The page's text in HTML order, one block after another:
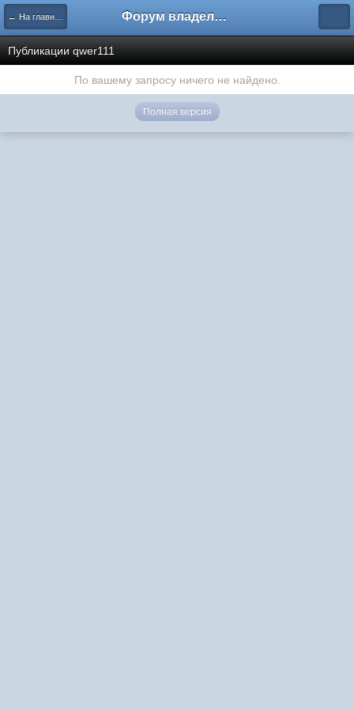
← На главную Форум владельцев интернет-магазинов
Публикации qwer111
По вашему запросу ничего не найдено.
Полная версия